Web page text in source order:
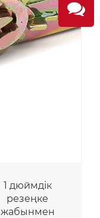
1 дюймдік
резеңке
жабынмен